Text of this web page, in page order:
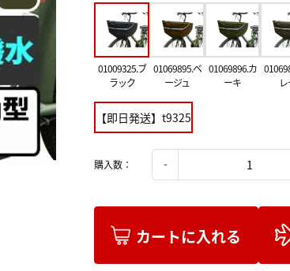
01009325.ブ
ラック
01069895.ベ
ージュ
01069896.カ
ーキ
【即日発送】t9325
購入数：
カートに入れる